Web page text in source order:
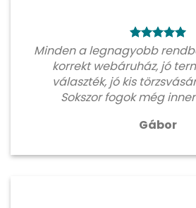
Minden a legnagyobb
korrekt webáruház, jó
választék, jó kis
Sokszor fogok még
Gábor